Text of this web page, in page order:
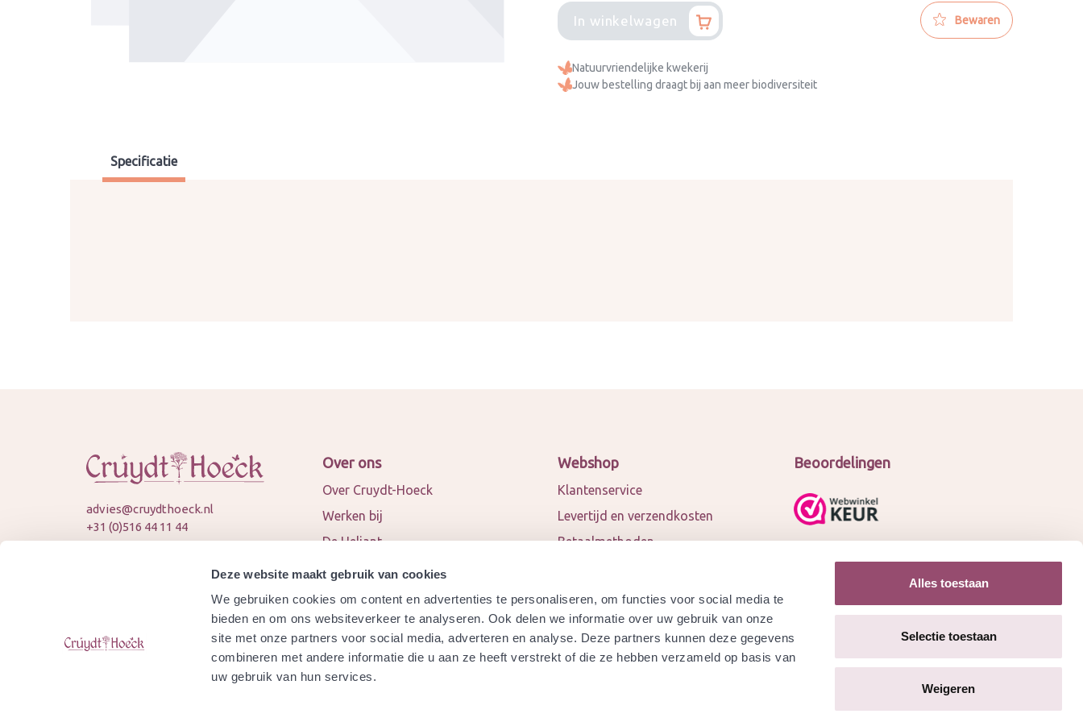
Deze website maakt gebruik van cookies
We gebruiken cookies om content en advertenties te personaliseren, om functies voor social media te
bieden en om ons websiteverkeer te analyseren. Ook delen we informatie over uw gebruik van onze
site met onze partners voor social media, adverteren en analyse. Deze partners kunnen deze gegevens
combineren met andere informatie die u aan ze heeft verstrekt of die ze hebben verzameld op basis van
uw gebruik van hun services.
Alles toestaan
Selectie toestaan
Weigeren
In winkelwagen Bewaren
Natuurvriendelijke kwekerij
Jouw bestelling draagt bij aan meer biodiversiteit
Specificatie
advies@cruydthoeck.nl
+31 (0)516 44 11 44
Over ons
Over Cruydt-Hoeck
Werken bij
De Heliant
Nieuws en blogs
Contact
Samenwerkingspartners
Agenda
Is Cruydt-Hoeck biologisch
Webshop
Klantenservice
Levertijd en verzendkosten
Betaalmethoden
Privacy policy
Retourneren
Garantie
Beoordelingen